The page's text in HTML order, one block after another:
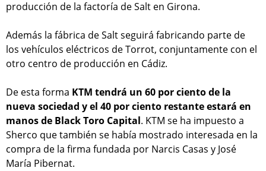
producción de la factoría de Salt en Girona.
Además la fábrica de Salt seguirá fabricando parte de
los vehículos eléctricos de Torrot, conjuntamente con el
otro centro de producción en Cádiz.
De esta forma KTM tendrá un 60 por ciento de la
nueva sociedad y el 40 por ciento restante estará en
manos de Black Toro Capital. KTM se ha impuesto a
Sherco que también se había mostrado interesada en la
compra de la firma fundada por Narcis Casas y José
María Pibernat.